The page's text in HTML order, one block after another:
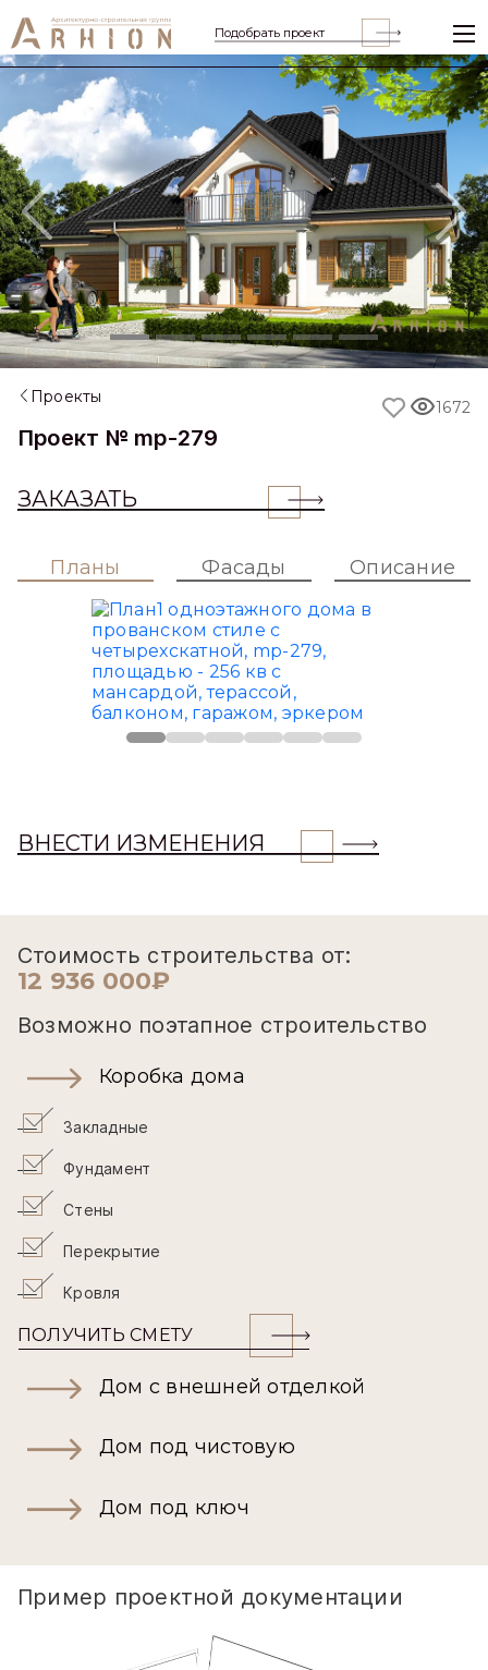
Подобрать проект
Previous
Проекты
Проект № mp-279
ЗАКАЗАТЬ
1672
Планы Фасады Описание
ВНЕСТИ ИЗМЕНЕНИЯ
Стоимость строительства от:
12 936 000₽
Возможно поэтапное строительство
Коробка дома
Закладные
Фундамент
Стены
Перекрытие
Кровля
ПОЛУЧИТЬ СМЕТУ
Дом с внешней отделкой
Дом под чистовую
Дом под ключ
Пример проектной документации